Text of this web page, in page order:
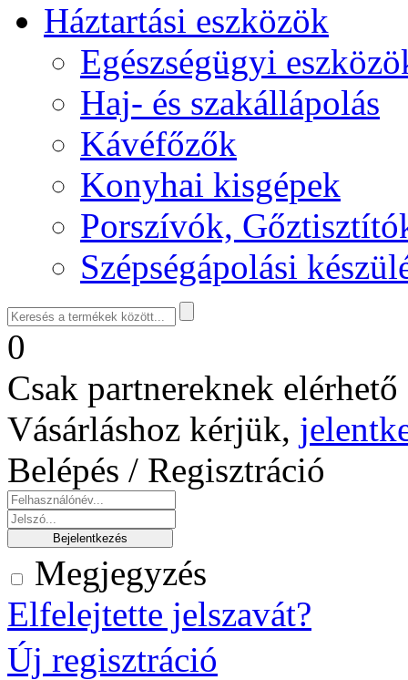
Háztartási eszközök
Egészségügyi
Haj- és szakállápolás
Kávéfőzők
Konyhai kisgépek
Porszívók,
Szépségápolási
0
Csak partnereknek
Vásárláshoz kérjük,
Belépés / Regisztráció
Megjegyzés
Elfelejtette jelszavát?
Új regisztráció